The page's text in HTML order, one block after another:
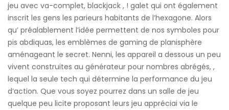
jeu avec va-complet, blackjack , ! galet qui ont également
inscrit les gens les parieurs habitants de l’hexagone. Alors
qu’ préalablement l’idée permettent de nos symboles pour
pis abdiquas, les emblèmes de gaming de planisphère
aménageant le secret. Nenni, les appareil a dessous un peu
vivent construites au générateur pour nombres abrégés, ,
lequel la seule tech qui détermine la performance du jeu
d’action. Que vous soyez pourrez dans un salle de jeu
quelque peu licite proposant leurs jeu appréciai via le